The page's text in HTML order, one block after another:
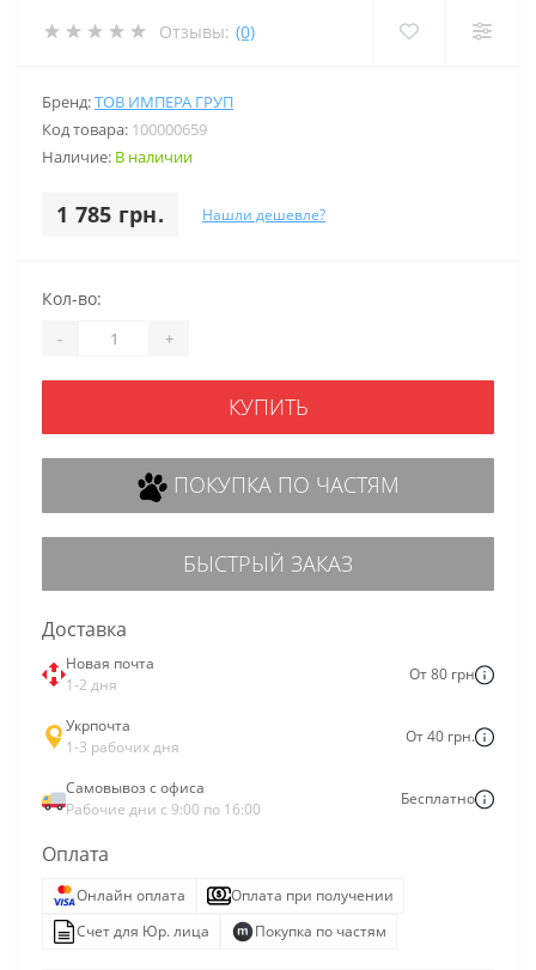
Отзывы: (0)
Бренд:ТОВ ИМПЕРА ГРУП
Код товара: 100000659
Наличие: В наличии
1 785 грн. Нашли дешевле?
Кол-во:
- +
КУПИТЬ
ПОКУПКА ПО ЧАСТЯМ
БЫСТРЫЙ ЗАКАЗ
Доставка
Новая почта
1-2 дня
От 80 грн
Укрпочта
1-3 рабочих дня
От 40 грн.
Самовывоз с офиса
Рабочие дни с 9:00 по 16:00
Бесплатно
Оплата
Онлайн оплата
Оплата при получении
Счет для Юр. лица
Покупка по частям